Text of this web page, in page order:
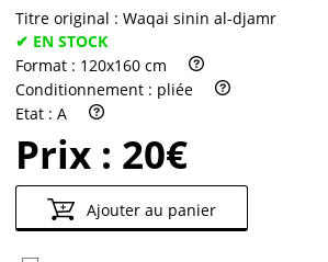
Titre original : Waqai sinin al-djamr
✔ EN STOCK
Format : 120x160 cm
Conditionnement : pliée
Etat : A
Prix : 20€
Ajouter au panier